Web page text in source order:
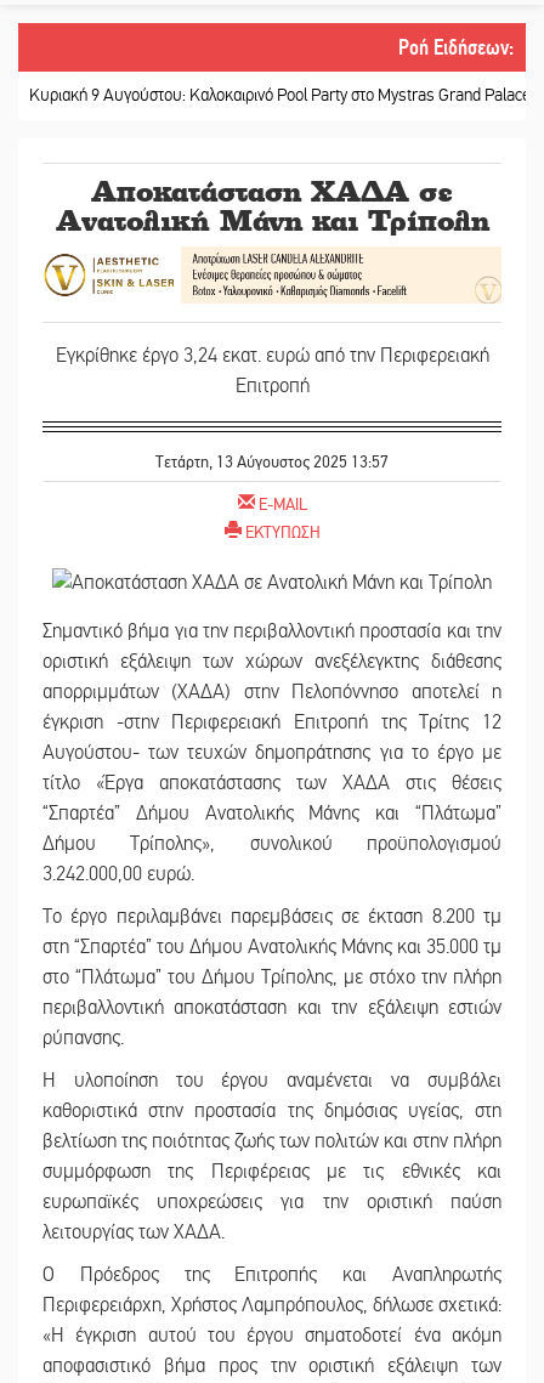
Ροή Ειδήσεων:
9 Αυγούστου: Καλοκαιρινό Pool Party στο Mystras Grand Palace Resort
Αποκατάσταση ΧΑΔΑ σε
Ανατολική Μάνη και Τρίπολη
Εγκρίθηκε έργο 3,24 εκατ. ευρώ από την Περιφερειακή
Επιτροπή
Τετάρτη, 13 Αύγουστος 2025 13:57
E-MAIL
ΕΚΤΥΠΩΣΗ
Σημαντικό βήμα για την περιβαλλοντική προστασία και την
οριστική εξάλειψη των χώρων ανεξέλεγκτης διάθεσης
απορριμμάτων (ΧΑΔΑ) στην Πελοπόννησο αποτελεί η
έγκριση -στην Περιφερειακή Επιτροπή της Τρίτης 12
Αυγούστου- των τευχών δημοπράτησης για το έργο με
τίτλο «Έργα αποκατάστασης των ΧΑΔΑ στις θέσεις
“Σπαρτέα” Δήμου Ανατολικής Μάνης και “Πλάτωμα”
Δήμου Τρίπολης», συνολικού προϋπολογισμού
3.242.000,00 ευρώ.
Το έργο περιλαμβάνει παρεμβάσεις σε έκταση 8.200 τμ
στη “Σπαρτέα” του Δήμου Ανατολικής Μάνης και 35.000 τμ
στο “Πλάτωμα” του Δήμου Τρίπολης, με στόχο την πλήρη
περιβαλλοντική αποκατάσταση και την εξάλειψη εστιών
ρύπανσης.
Η υλοποίηση του έργου αναμένεται να συμβάλει
καθοριστικά στην προστασία της δημόσιας υγείας, στη
βελτίωση της ποιότητας ζωής των πολιτών και στην πλήρη
συμμόρφωση της Περιφέρειας με τις εθνικές και
ευρωπαϊκές υποχρεώσεις για την οριστική παύση
λειτουργίας των ΧΑΔΑ.
Ο Πρόεδρος της Επιτροπής και Αναπληρωτής
Περιφερειάρχη, Χρήστος Λαμπρόπουλος, δήλωσε σχετικά:
«Η έγκριση αυτού του έργου σηματοδοτεί ένα ακόμη
αποφασιστικό βήμα προς την οριστική εξάλειψη των